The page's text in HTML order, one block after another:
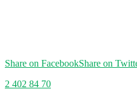
Share on FacebookShare on
2 402 84 70